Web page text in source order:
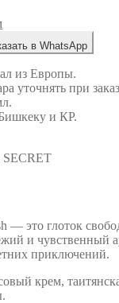
Текущая
1
в WhatsApp
из Европы.
уточнять при
и КР.
— это глоток
и чувственный
приключений.
крем,